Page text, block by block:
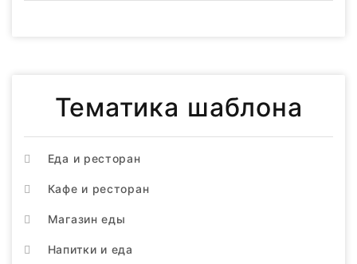
Тематика шаблона
Еда и ресторан
Кафе и ресторан
Магазин еды
Напитки и еда